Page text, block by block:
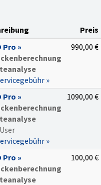
Preis
Pro »
»
990,00 €
Pro »
»
1090,00 €
Pro »
100,00 €